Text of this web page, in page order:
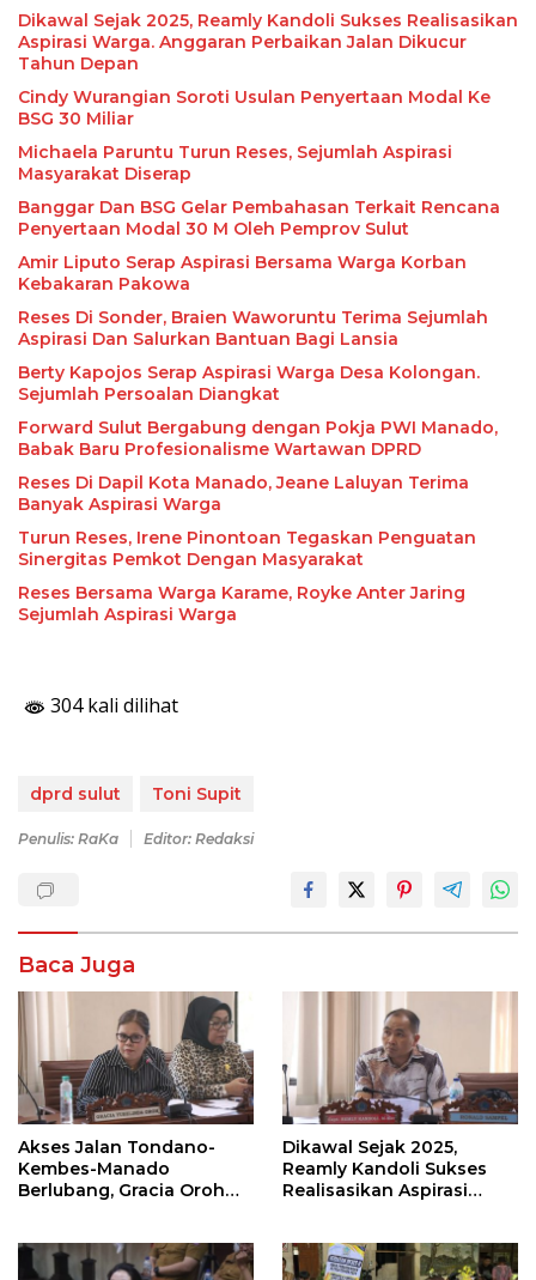
Dikawal Sejak 2025, Reamly Kandoli Sukses Realisasikan
Aspirasi Warga. Anggaran Perbaikan Jalan Dikucur
Tahun Depan
Cindy Wurangian Soroti Usulan Penyertaan Modal Ke
BSG 30 Miliar
Michaela Paruntu Turun Reses, Sejumlah Aspirasi
Masyarakat Diserap
Banggar Dan BSG Gelar Pembahasan Terkait Rencana
Penyertaan Modal 30 M Oleh Pemprov Sulut
Amir Liputo Serap Aspirasi Bersama Warga Korban
Kebakaran Pakowa
Reses Di Sonder, Braien Waworuntu Terima Sejumlah
Aspirasi Dan Salurkan Bantuan Bagi Lansia
Berty Kapojos Serap Aspirasi Warga Desa Kolongan.
Sejumlah Persoalan Diangkat
Forward Sulut Bergabung dengan Pokja PWI Manado,
Babak Baru Profesionalisme Wartawan DPRD
Reses Di Dapil Kota Manado, Jeane Laluyan Terima
Banyak Aspirasi Warga
Turun Reses, Irene Pinontoan Tegaskan Penguatan
Sinergitas Pemkot Dengan Masyarakat
Reses Bersama Warga Karame, Royke Anter Jaring
Sejumlah Aspirasi Warga
304 kali dilihat
dprd sulut Toni Supit
Penulis: RaKa Editor: Redaksi
Baca Juga
Akses Jalan Tondano-
Kembes-Manado
Berlubang, Gracia Oroh
Dikawal Sejak 2025,
Reamly Kandoli Sukses
Realisasikan Aspirasi
Tahun Depan